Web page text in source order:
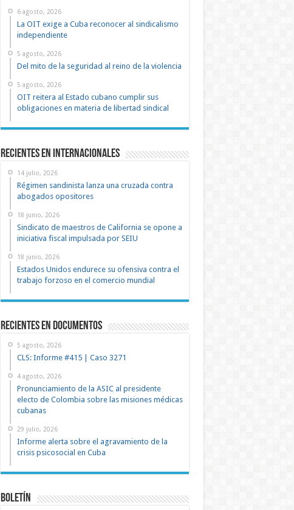
6 agosto, 2026
La OIT exige a Cuba reconocer al sindicalismo
independiente
5 agosto, 2026
Del mito de la seguridad al reino de la violencia
5 agosto, 2026
OIT reitera al Estado cubano cumplir sus
obligaciones en materia de libertad sindical
Recientes en Internacionales
14 julio, 2026
Régimen sandinista lanza una cruzada contra
abogados opositores
18 junio, 2026
Sindicato de maestros de California se opone a
iniciativa fiscal impulsada por SEIU
18 junio, 2026
Estados Unidos endurece su ofensiva contra el
trabajo forzoso en el comercio mundial
recientes en documentos
5 agosto, 2026
CLS: Informe #415 | Caso 3271
4 agosto, 2026
Pronunciamiento de la ASIC al presidente
electo de Colombia sobre las misiones médicas
cubanas
29 julio, 2026
Informe alerta sobre el agravamiento de la
crisis psicosocial en Cuba
Boletín